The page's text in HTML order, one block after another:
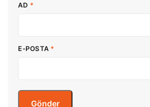
AD *
E-POSTA *